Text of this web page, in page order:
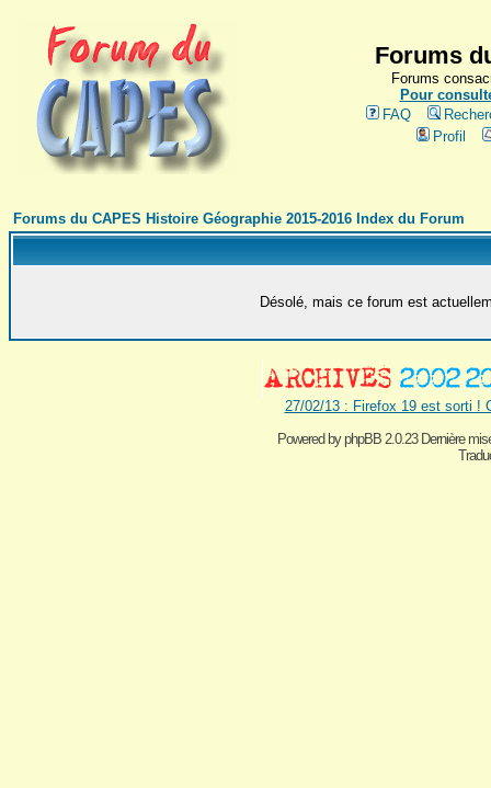
Forums
Forums
Pour
FAQ
Profil
Forums du CAPES Histoire Géographie 2015-2016 Index du Forum
Désolé, mais ce forum est
27/02/13 : Firefox 19 est sorti !
Powered byphpBB 2.0.23 Dernière